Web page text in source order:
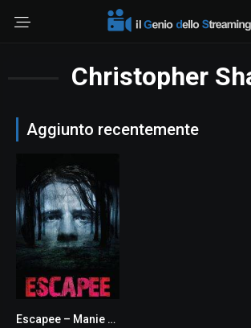
Christopher
Aggiunto recentemente
3.2Escapee – Manie di persecuzione